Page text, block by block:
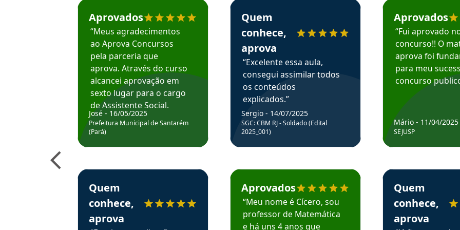
Estudante José recomenda o Aprova Concursos em depoimento
Aprovados
“Meus agradecimentos
ao Aprova Concursos
pela parceria que
aprova. Através do curso
alcancei aprovação em
sexto lugar para o cargo
de Assistente Social.
Hoje estou atuando na
Prefeitura de Santarém.
José - 16/05/2025
Prefeitura Municipal de Santarém
(Pará)
Estudante Elais recomenda o Aprova Concursos em depoimento
Quem
conhece,
aprova
Estudante Sergio recomenda o Aprova Concursos em depoimento
Quem
conhece,
aprova
“Excelente essa aula,
consegui assimilar todos
os conteúdos
explicados.”
Sergio - 14/07/2025
SGC: CBM RJ - Soldado (Edital
2025_001)
Estudante Cicero recomenda o Aprova Concursos em depoimento
Aprovados
“Meu nome é Cícero, sou
professor de Matemática
e há uns 4 anos que
Estudante Mário
Aprovados
“Fui aprovado
concurso!! O
aprova foi
para meu
concurso
Mário - 11/04/2025
SEJUSP
Estudante Henrique
Quem
conhece,
aprova